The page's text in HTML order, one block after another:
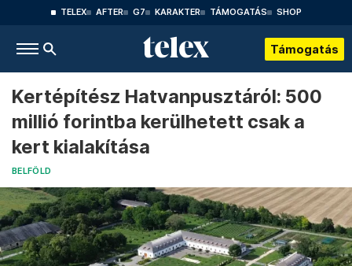
TELEX AFTER G7 KARAKTER TÁMOGATÁS SHOP
Támogatás
Kertépítész Hatvanpusztáról: 500
millió forintba kerülhetett csak a
kert kialakítása
BELFÖLD